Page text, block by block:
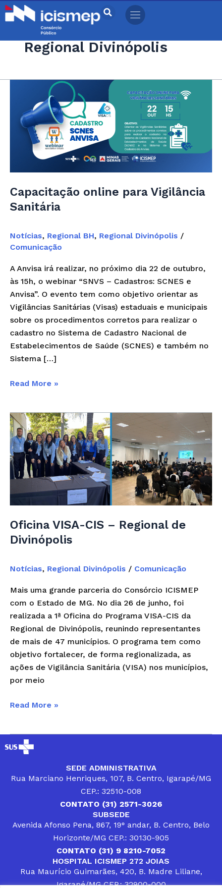
Ir
para
conteúdoRegional Divinópolis
Capacitação online para Vigilância
Sanitária
Notícias, Regional BH, Regional Divinópolis /
Comunicação
A Anvisa irá realizar, no próximo dia 22 de outubro,
às 15h, o webinar “SNVS – Cadastros: SCNES e
Anvisa”. O evento tem como objetivo orientar as
Vigilâncias Sanitárias (Visas) estaduais e municipais
sobre os procedimentos corretos para realizar o
cadastro no Sistema de Cadastro Nacional de
Estabelecimentos de Saúde (SCNES) e também no
Sistema […]
Capacitação
para
Vigilância
Sanitária
Read More »
Oficina VISA-CIS – Regional de
Divinópolis
Notícias, Regional Divinópolis / Comunicação
Mais uma grande parceria do Consórcio ICISMEP
com o Estado de MG. No dia 26 de junho, foi
realizada a 1ª Oficina do Programa VISA-CIS da
Regional de Divinópolis, reunindo representantes
de mais de 47 municípios. O programa tem como
objetivo fortalecer, de forma regionalizada, as
ações de Vigilância Sanitária (VISA) nos municípios,
por meio
Oficina
VISA-
CIS
–
Regional
Divinópolis
Read More »
SEDE ADMINISTRATIVA
Rua Marciano Henriques, 107, B. Centro, Igarapé/MG
CEP.: 32510-008
CONTATO (31) 2571-3026
SUBSEDE
Avenida Afonso Pena, 867, 19° andar, B. Centro, Belo
Horizonte/MG CEP.: 30130-905
CONTATO (31) 9 8210-7052
HOSPITAL ICISMEP 272 JOIAS
Rua Maurício Guimarães, 420, B. Madre Liliane,
Igarapé/MG CEP.: 32900-000